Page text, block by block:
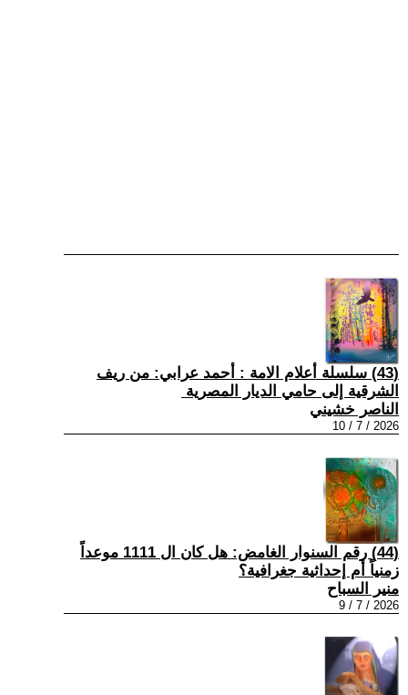
(43) سلسلة أعلام الامة : ​أحمد عرابي: من ريف
الشرقية إلى حامي الديار المصرية ​
الناصر خشيني
2026 / 7 / 10
(44) رقم السنوار الغامض: هل كان ال 1111 موعداً
زمنياً أم إحداثية جغرافية؟
منير السباح
2026 / 7 / 9